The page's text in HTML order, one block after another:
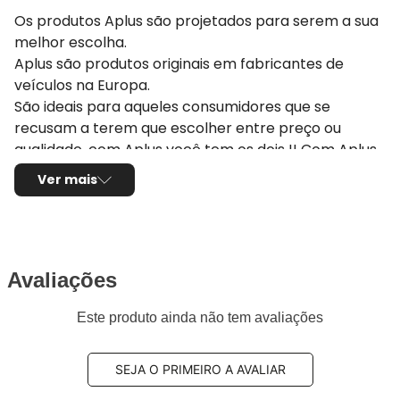
Os produtos Aplus são projetados para serem a sua
melhor escolha.
Aplus são produtos originais em fabricantes de
veículos na Europa.
São ideais para aqueles consumidores que se
recusam a terem que escolher entre preço ou
qualidade, com Aplus você tem os dois !! Com Aplus
você consegue manter a qualidade e a originalidade
do seu veículo pois eles seguem ou até melhoram os
Aplus
Aplus tem mais de 40 anos de experiência
montadoras na Europa. Mais de 36 milhões de peças
vendidas por ano anos, por isso nossos produtos e
Ver mais
Avaliações
Este produto ainda não tem avaliações
SEJA O PRIMEIRO A AVALIAR